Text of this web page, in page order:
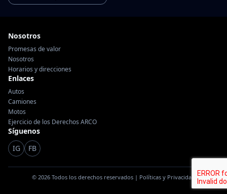
Nosotros
Promesas de valor
Nosotros
Horarios y direcciones
Enlaces
Autos
Camiones
Motos
Ejercicio de los Derechos ARCO
Síguenos
IG
FB
© 2026 Todos los derechos reservados | Políticas y Privacidad